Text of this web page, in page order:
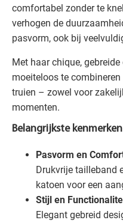
comfortabel zonder te
verhogen de
pasvorm, ook bij
Met haar chique,
moeiteloos te
truien – zowel voor
momenten.
Belangrijkste kenmerken
Pasvorm en
Drukvrije tailleband
katoen voor een
Stijl en
Elegant gebreid